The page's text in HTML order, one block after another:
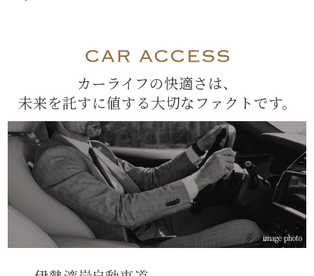
カーライフの快適さは、
未来を託すに値する大切なファクトです。
image photo